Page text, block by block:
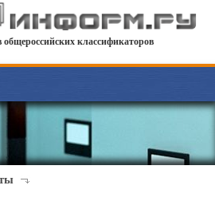
классификаторов